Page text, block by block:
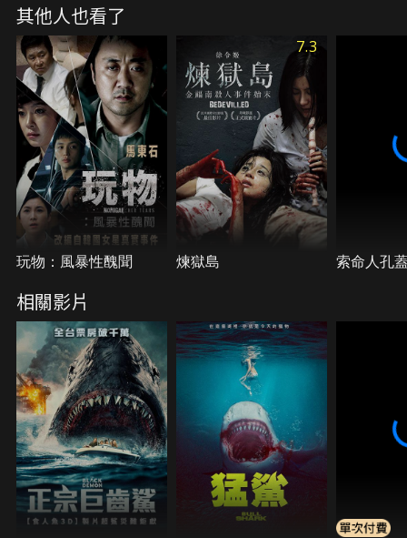
意封場調查，他們怕影響旅遊收入，於是請來了生物
學家麥特胡柏。 麥特胡柏斷定，這是一隻非比尋常的
巨大白鯊。他的提醒並沒有引起當局的足夠重視，緊
接著又有人死於非命。當地熟練捕魚手、員警和麥特
胡柏一共三人，決心要捕殺大白鯊，兇險重重的搏鬥
開始了，誰才是最後的勝者？
其他人也看了
玩物：風暴性醜聞
7.3
煉獄島 索命人孔
相關影片